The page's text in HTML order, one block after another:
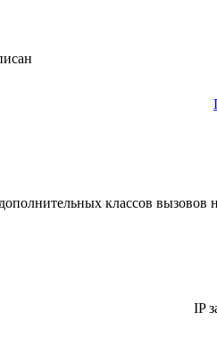
классов вызовов
IP